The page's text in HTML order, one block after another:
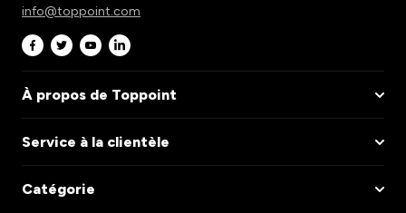
info@toppoint.com
À propos de Toppoint
Service à la clientèle
Catégorie